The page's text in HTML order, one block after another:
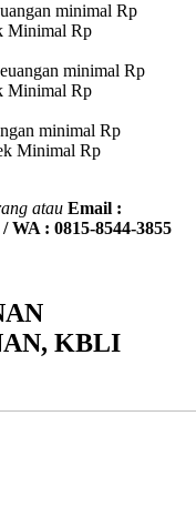
minimal Rp
Minimal Rp
minimal Rp
Minimal Rp
minimal Rp
Minimal Rp
atau Email :
WA : 0815-8544-3855
KBLI